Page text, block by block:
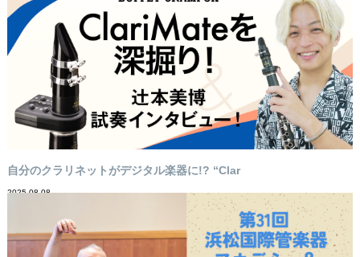
自分のクラリネットがデジタル楽器に!? “Clar
2025-08-08